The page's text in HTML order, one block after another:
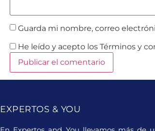
Guarda mi nombre, correo
He leído y acepto los Términos y
EXPERTOS & YOU